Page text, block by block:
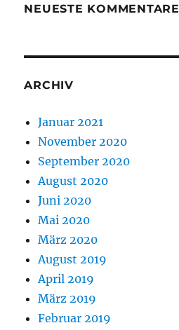
NEUESTE KOMMENTARE
ARCHIV
Januar 2021
November 2020
September 2020
August 2020
Juni 2020
Mai 2020
März 2020
August 2019
April 2019
März 2019
Februar 2019